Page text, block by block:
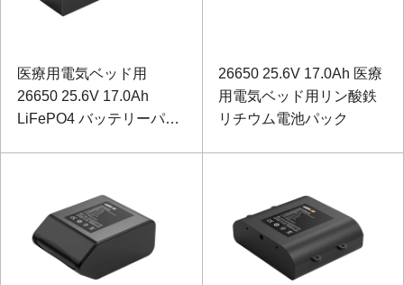
医療用電気ベッド用
26650 25.6V 17.0Ah
LiFePO4 バッテリーパッ
26650 25.6V 17.0Ah 医療
用電気ベッド用リン酸鉄
リチウム電池パック